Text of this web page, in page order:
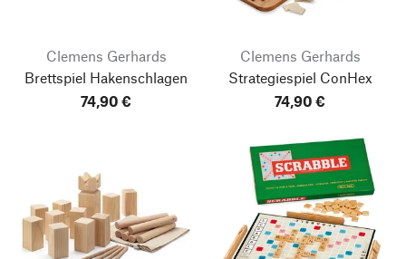
Clemens Gerhards
Brettspiel Hakenschlagen
74,90 €
Clemens Gerhards
Strategiespiel ConHex
74,90 €